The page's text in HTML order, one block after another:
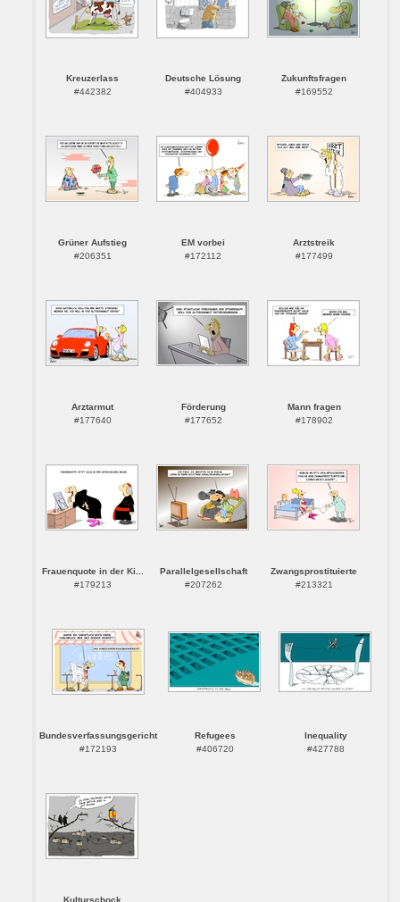
Kreuzerlass
#442382
Deutsche Lösung
#404933
Zukunftsfragen
#169552
Grüner Aufstieg
#206351
EM vorbei
#172112
Arztstreik
#177499
Arztarmut
#177640
Förderung
#177652
Mann fragen
#178902
Frauenquote in der Ki...
#179213
Parallelgesellschaft
#207262
Zwangsprostituierte
#213321
Bundesverfassungsgericht
#172193
Refugees
#406720
Inequality
#427788
Kulturschock